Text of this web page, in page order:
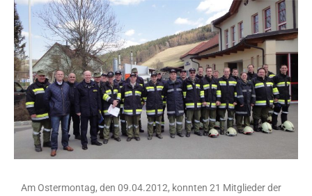
Am Ostermontag, den 09.04.2012, konnten 21 Mitglieder der